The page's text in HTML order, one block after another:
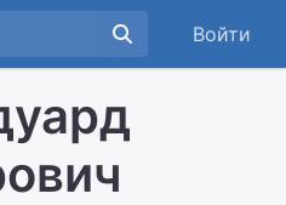
Войти